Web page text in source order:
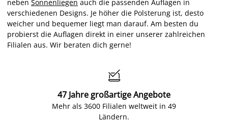
neben Sonnenliegen auch die passenden Auflagen in
verschiedenen Designs. Je höher die Polsterung ist, desto
weicher und bequemer liegt man darauf. Am besten du
probierst die Auflagen direkt in einer unserer zahlreichen
Filialen aus. Wir beraten dich gerne!

47 Jahre großartige Angebote
Mehr als 3600 Filialen weltweit in 49
Ländern.